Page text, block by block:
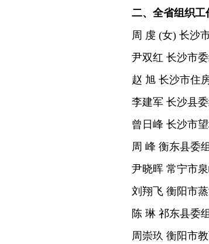
二、全省组织工
周 虔 (女) 长沙
尹双红 长沙市
赵 旭 长沙市住
李建军 长沙县
曾日峰 长沙市
周 峰 衡东县委
尹晓晖 常宁市
刘翔飞 衡阳市
陈 琳 祁东县委
周崇玖 衡阳市